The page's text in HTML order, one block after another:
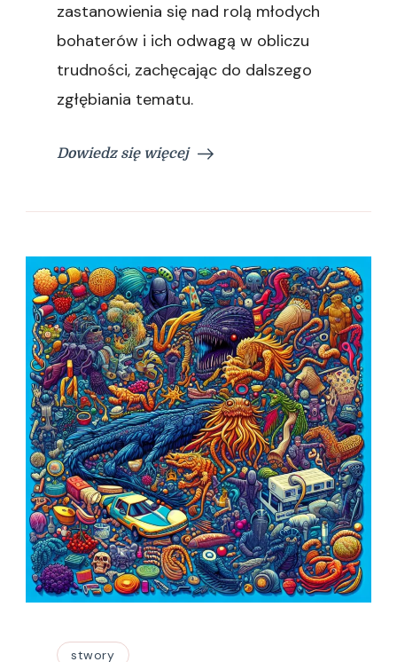
zastanowienia się nad rolą młodych
bohaterów i ich odwagą w obliczu
trudności, zachęcając do dalszego
zgłębiania tematu.
Dowiedz się więcej
stwory